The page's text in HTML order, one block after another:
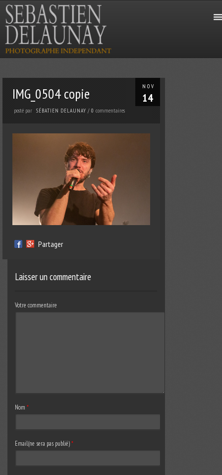
NOV
14
IMG_0504 copie
posté par SÉBATIEN DELAUNAY /0commentaires
Partager
Laisser un commentaire
Votre commentaire
Nom *
Email(ne sera pas publié)*